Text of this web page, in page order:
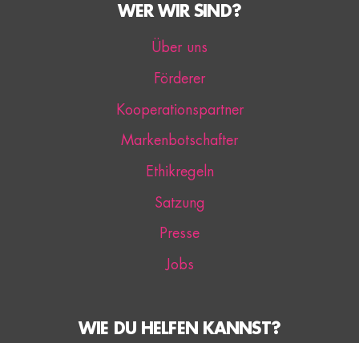
WER WIR SIND?
Über uns
Förderer
Kooperationspartner
Markenbotschafter
Ethikregeln
Satzung
Presse
Jobs
WIE DU HELFEN KANNST?